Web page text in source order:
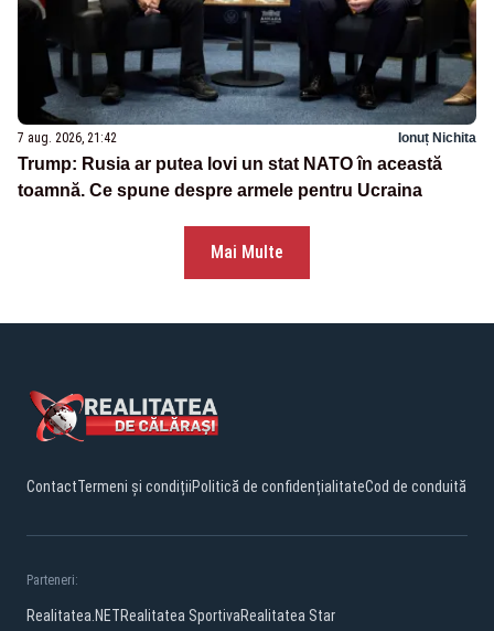
7 aug. 2026, 21:42 Ionuț Nichita
Trump: Rusia ar putea lovi un stat NATO în această
toamnă. Ce spune despre armele pentru Ucraina
Mai Multe
ContactTermeni și condițiiPolitică de confidențialitateCod de conduită
Parteneri:
Realitatea.NETRealitatea SportivaRealitatea Star